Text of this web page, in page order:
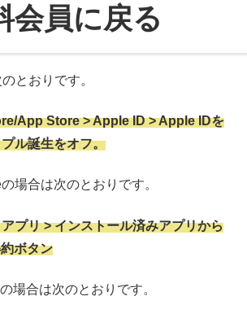
会員に戻る
とおりです。
App Store > Apple ID > Apple IDを
ル誕生をオフ。
場合は次のとおりです。
プリ > インストール済みアプリから
ボタン
場合は次のとおりです。